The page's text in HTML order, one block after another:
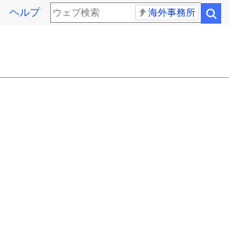
ヘルプ 海外事務所